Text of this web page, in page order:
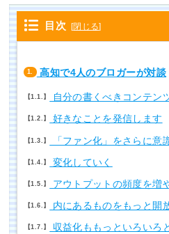
目次 [閉じる]
1. 高知で4人のブロガーが対談
1.1. 自分の書くべきコンテン
1.2. 好きなことを発信します
1.3. 「ファン化」をさらに意
1.4. 変化していく
1.5. アウトプットの頻度を増
1.6. 内にあるものをもっと開
1.7. 収益化ももっといろいろ